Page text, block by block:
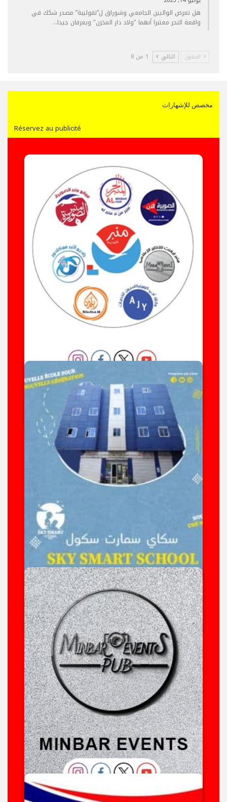
هل تعرض الواليين الجامعي وشوراق ل”تقوليبة” مصدر شكك في
واقعة النحر معتبرا أنهما "ولاد دار المخزن" ويعرفان جيدا…
السابق التالي 1 من 8
مخصص للإشهارات
Réservez au publicité